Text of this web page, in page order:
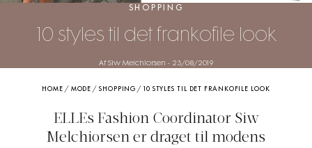
SHOPPING
10 styles til det frankofile look
Af Siw Melchiorsen - 23/08/2019
HOME / MODE / SHOPPING / 10 STYLES TIL DET FRANKOFILE LOOK
ELLEs Fashion Coordinator Siw
Melchiorsen er draget til modens